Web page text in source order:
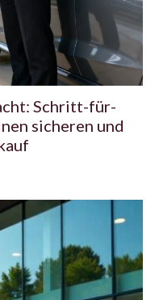
Schritt-für-
sicheren und